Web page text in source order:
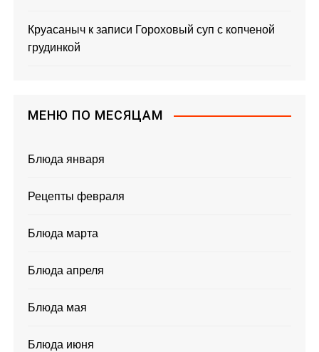
Круасаныч к записи Гороховый суп с копченой
грудинкой
МЕНЮ ПО МЕСЯЦАМ
Блюда января
Рецепты февраля
Блюда марта
Блюда апреля
Блюда мая
Блюда июня